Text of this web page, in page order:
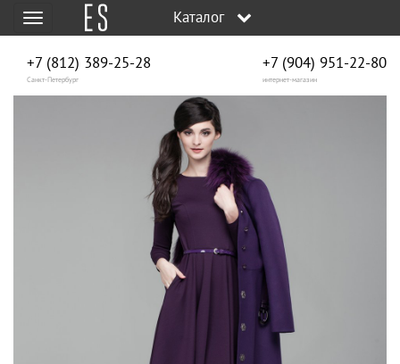
Меню Каталог
+7 (812) 389-25-28
Санкт-Петербург
+7 (904) 951‑22‑80
интернет-магазин